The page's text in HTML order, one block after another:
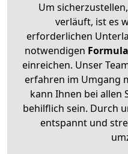
Um
verläuft, ist es
erforderlichen
notwendigen
einreichen. Unser
erfahren im Umgang
kann Ihnen bei allen
behilflich sein. Durch
entspannt und